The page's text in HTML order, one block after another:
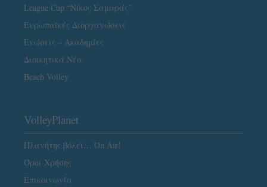
League Cup “Νίκος Σαμαράς”
Ευρωπαϊκές Διοργανώσεις
Ενώσεις – Ακαδημίες
Διοικητικά Νέα
Beach Volley
VolleyPlanet
Πλανήτης βόλεϊ… On Air!
Όροι Χρήσης
Επικοινωνία